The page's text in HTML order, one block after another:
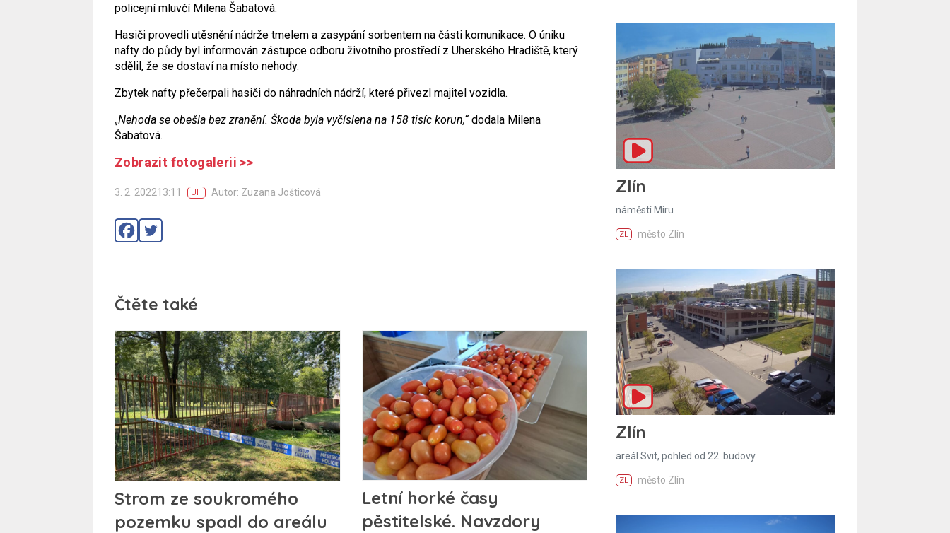
policejní mluvčí Milena Šabatová.
Hasiči provedli utěsnění nádrže tmelem a zasypání sorbentem na části komunikace. O úniku
nafty do půdy byl informován zástupce odboru životního prostředí z Uherského Hradiště, který
sdělil, že se dostaví na místo nehody.
Zbytek nafty přečerpali hasiči do náhradních nádrží, které přivezl majitel vozidla.
„Nehoda se obešla bez zranění. Škoda byla vyčíslena na 158 tisíc korun,“dodala Milena
Šabatová.
Zobrazit fotogalerii >>
3. 2. 202213:11 UH Autor: Zuzana Jošticová
Čtěte také
Strom ze soukromého
pozemku spadl do areálu
Letní horké časy
pěstitelské. Navzdory
Zlín
náměstí Míru
ZL město Zlín
Zlín
areál Svit, pohled od 22. budovy
ZL město Zlín